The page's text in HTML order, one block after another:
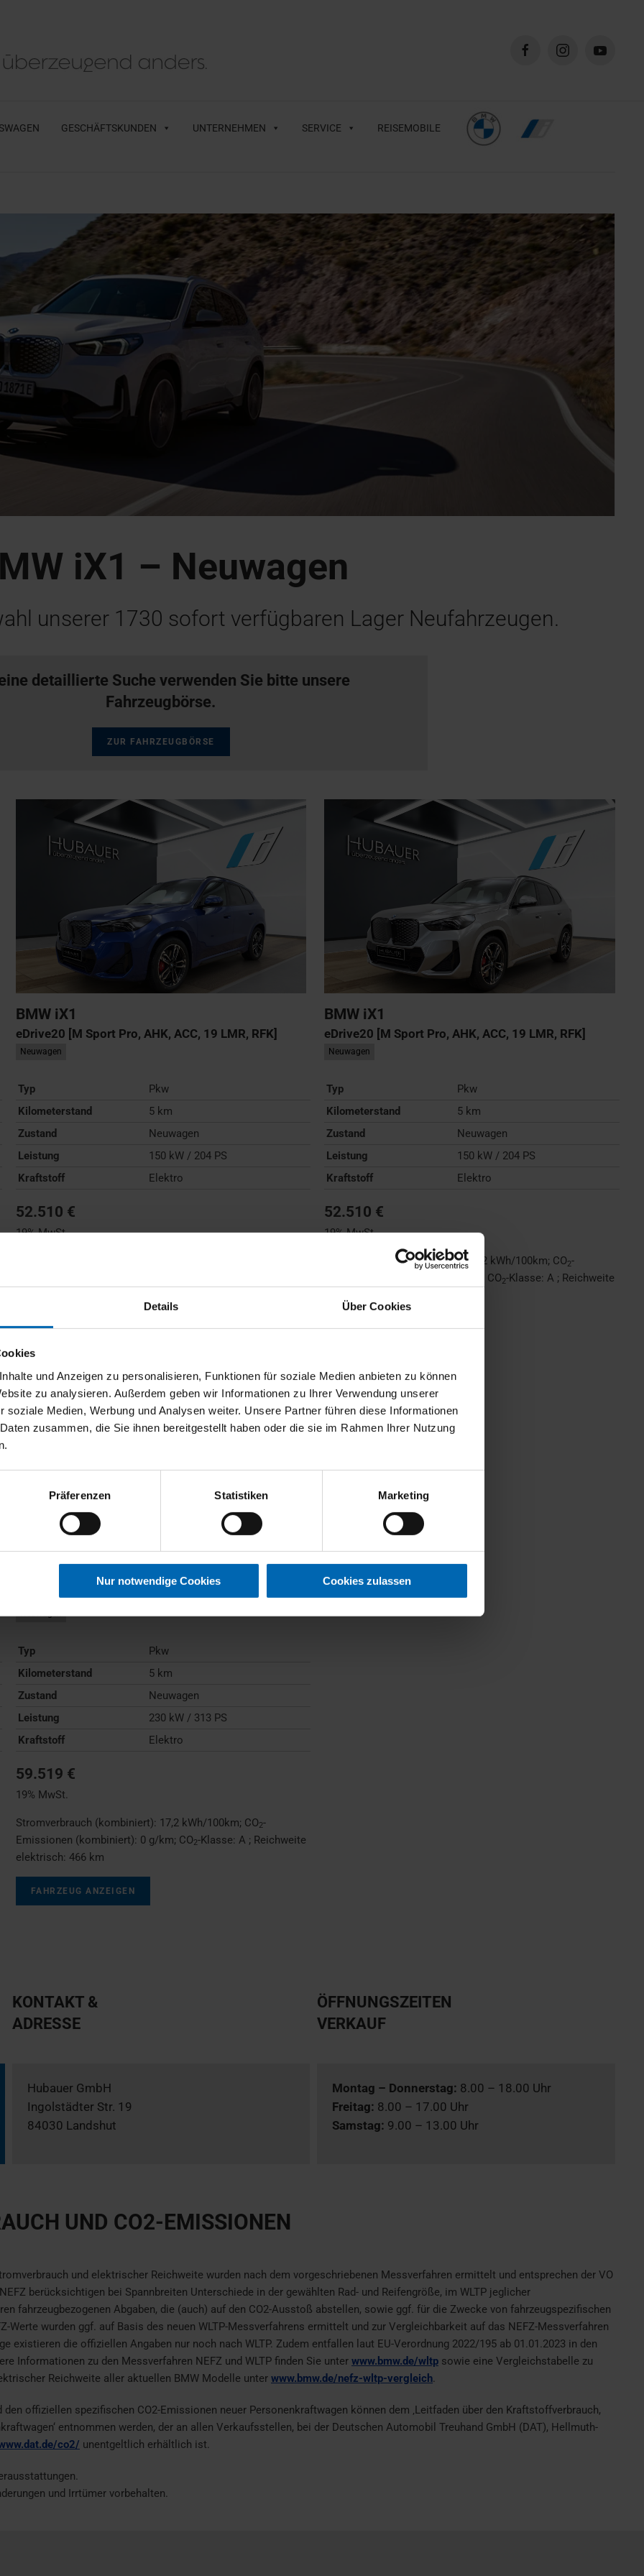
Details Über Cookies
und Anzeigen zu personalisieren, Funktionen für soziale Medien anbieten zu können
zu analysieren. Außerdem geben wir Informationen zu Ihrer Verwendung unserer
soziale Medien, Werbung und Analysen weiter. Unsere Partner führen diese Informationen
zusammen, die Sie ihnen bereitgestellt haben oder die sie im Rahmen Ihrer Nutzung
Präferenzen Statistiken Marketing
Nur notwendige Cookies Cookies zulassen
GESCHÄFTSKUNDEN UNTERNEHMEN SERVICE REISEMOBILE
iX1 – Neuwagen
unserer 1730 sofort verfügbaren Lager Neufahrzeugen.
detaillierte Suche verwenden Sie bitte unsere
Fahrzeugbörse.
ZUR FAHRZEUGBÖRSE
BMW iX1
eDrive20 [M Sport Pro, AHK, ACC, 19 LMR, RFK]
Neuwagen
Typ
Pkw
Kilometerstand
5 km
Zustand
Neuwagen
Leistung
150 kW / 204 PS
Kraftstoff
Elektro
52.510 €
19% MwSt.
FAHRZEUG ANZEIGEN
BMW iX1
eDrive20 [M Sport Pro, AHK, ACC, 19 LMR, RFK]
Neuwagen
Typ
Pkw
Kilometerstand
5 km
Zustand
Neuwagen
Leistung
150 kW / 204 PS
Kraftstoff
Elektro
52.510 €
19% MwSt.
Stromverbrauch (kombiniert):17,2 kWh/100km; CO2-
CO2-Klasse:A ; Reichweite
FAHRZEUG ANZEIGEN
xDrive30 [M Sport, HUD, AHK, ACC, RFK, 19 LMR]
Typ
Pkw
Kilometerstand
5 km
Zustand
Neuwagen
Leistung
230 kW / 313 PS
Kraftstoff
Elektro
59.519 €
19% MwSt.
Stromverbrauch (kombiniert): 17,2 kWh/100km; CO2-
Emissionen (kombiniert): 0 g/km; CO2-Klasse: A ; Reichweite
elektrisch: 466 km
FAHRZEUG ANZEIGEN
KONTAKT &
ADRESSE
Hubauer GmbH
Ingolstädter Str. 19
84030 Landshut
ÖFFNUNGSZEITEN
VERKAUF
Montag – Donnerstag: 8.00 – 18.00 Uhr
Freitag: 8.00 – 17.00 Uhr
Samstag: 9.00 – 13.00 Uhr
UND CO2-EMISSIONEN
und elektrischer Reichweite wurden nach dem vorgeschriebenen Messverfahren ermittelt und entsprechen der VO
berücksichtigen bei Spannbreiten Unterschiede in der gewählten Rad- und Reifengröße, im WLTP jeglicher
fahrzeugbezogenen Abgaben, die (auch) auf den CO2-Ausstoß abstellen, sowie ggf. für die Zwecke von fahrzeugspezifischen
Werte wurden ggf. auf Basis des neuen WLTP-Messverfahrens ermittelt und zur Vergleichbarkeit auf das NEFZ-Messverfahren
existieren die offiziellen Angaben nur noch nach WLTP. Zudem entfallen laut EU-Verordnung 2022/195 ab 01.01.2023 in den
Informationen zu den Messverfahren NEFZ und WLTP finden Sie unter www.bmw.de/wltp sowie eine Vergleichstabelle zu
Reichweite aller aktuellen BMW Modelle unter www.bmw.de/nefz-wltp-vergleich
offiziellen spezifischen CO2-Emissionen neuer Personenkraftwagen können dem ‚Leitfaden über den Kraftstoffverbrauch,
entnommen werden, der an allen Verkaufsstellen, bei der Deutschen Automobil Treuhand GmbH (DAT), Hellmuth-
co2/ unentgeltlich erhältlich ist.
und Irrtümer vorbehalten.